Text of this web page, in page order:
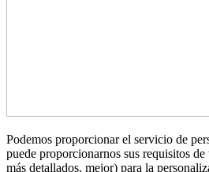
Podemos proporcionar el servicio de
puede proporcionarnos sus requisitos
más detallados, mejor) para la